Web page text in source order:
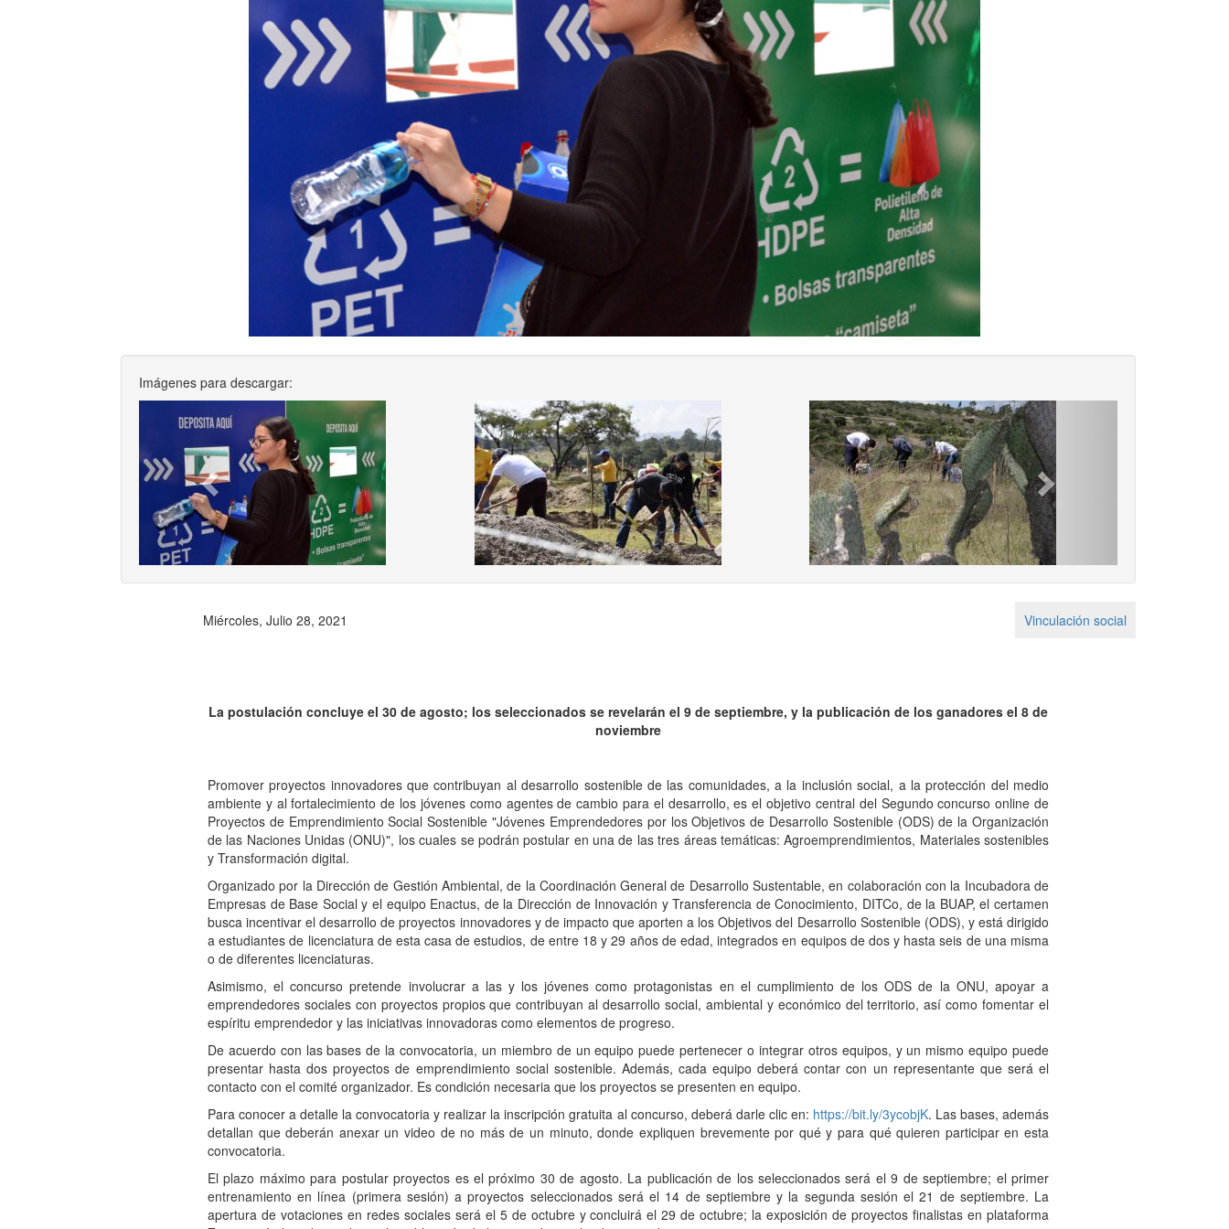
Imágenes para descargar:
Previous
Miércoles, Julio 28, 2021 Vinculación social
La postulación concluye el 30 de agosto; los seleccionados se revelarán el 9 de septiembre, y la publicación de los ganadores el 8 de
noviembre
Promover proyectos innovadores que contribuyan al desarrollo sostenible de las comunidades, a la inclusión social, a la protección del medio
ambiente y al fortalecimiento de los jóvenes como agentes de cambio para el desarrollo, es el objetivo central del Segundo concurso online de
Proyectos de Emprendimiento Social Sostenible "Jóvenes Emprendedores por los Objetivos de Desarrollo Sostenible (ODS) de la Organización
de las Naciones Unidas (ONU)", los cuales se podrán postular en una de las tres áreas temáticas: Agroemprendimientos, Materiales sostenibles
y Transformación digital.
Organizado por la Dirección de Gestión Ambiental, de la Coordinación General de Desarrollo Sustentable, en colaboración con la Incubadora de
Empresas de Base Social y el equipo Enactus, de la Dirección de Innovación y Transferencia de Conocimiento, DITCo, de la BUAP, el certamen
busca incentivar el desarrollo de proyectos innovadores y de impacto que aporten a los Objetivos del Desarrollo Sostenible (ODS), y está dirigido
a estudiantes de licenciatura de esta casa de estudios, de entre 18 y 29 años de edad, integrados en equipos de dos y hasta seis de una misma
o de diferentes licenciaturas.
Asimismo, el concurso pretende involucrar a las y los jóvenes como protagonistas en el cumplimiento de los ODS de la ONU, apoyar a
emprendedores sociales con proyectos propios que contribuyan al desarrollo social, ambiental y económico del territorio, así como fomentar el
espíritu emprendedor y las iniciativas innovadoras como elementos de progreso.
De acuerdo con las bases de la convocatoria, un miembro de un equipo puede pertenecer o integrar otros equipos, y un mismo equipo puede
presentar hasta dos proyectos de emprendimiento social sostenible. Además, cada equipo deberá contar con un representante que será el
contacto con el comité organizador. Es condición necesaria que los proyectos se presenten en equipo.
Para conocer a detalle la convocatoria y realizar la inscripción gratuita al concurso, deberá darle clic en: https://bit.ly/3ycobjK. Las bases, además
detallan que deberán anexar un video de no más de un minuto, donde expliquen brevemente por qué y para qué quieren participar en esta
convocatoria.
El plazo máximo para postular proyectos es el próximo 30 de agosto. La publicación de los seleccionados será el 9 de septiembre; el primer
entrenamiento en línea (primera sesión) a proyectos seleccionados será el 14 de septiembre y la segunda sesión el 21 de septiembre. La
apertura de votaciones en redes sociales será el 5 de octubre y concluirá el 29 de octubre; la exposición de proyectos finalistas en plataforma